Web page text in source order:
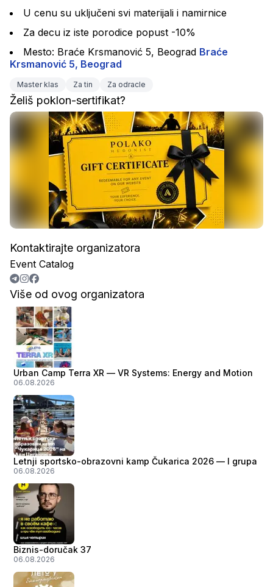
U cenu su uključeni svi materijali i namirnice
Za decu iz iste porodice popust -10%
Mesto: Braće Krsmanović 5, Beograd Braće
Krsmanović 5, Beograd
Master klas Za tin Za odracle
Želiš poklon-sertifikat?
Kontaktirajte organizatora
Event Catalog
Više od ovog organizatora
Urban Camp Terra XR — VR Systems: Energy and Motion
06.08.2026
Letnji sportsko-obrazovni kamp Čukarica 2026 — I grupa
06.08.2026
Biznis-doručak 37
06.08.2026